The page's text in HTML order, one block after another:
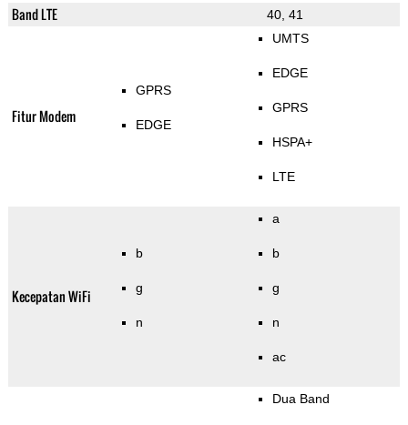
Band LTE 40, 41
Fitur Modem
GPRS
EDGE
UMTS
EDGE
GPRS
HSPA+
LTE
Kecepatan WiFi
b
g
n
a
b
g
n
ac
Dua Band